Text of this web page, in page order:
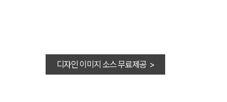
디자인 이미지 소스 무료제공 >